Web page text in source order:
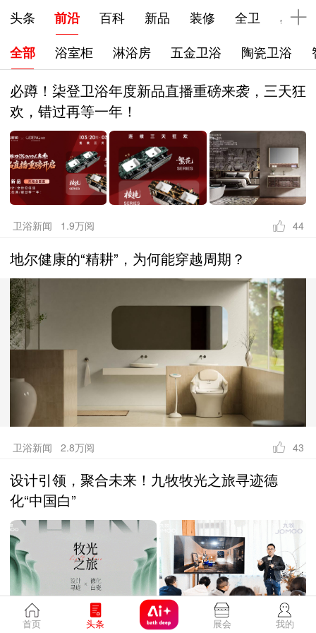
头条 前沿 百科 新品 装修 全卫 星品
下拉刷新
全部 浴室柜 淋浴房 五金卫浴 陶瓷卫浴
必蹲！柒登卫浴年度新品直播重磅来袭，三天狂
欢，错过再等一年！
卫浴新闻 1.9万阅 44
地尔健康的“精耕”，为何能穿越周期？
卫浴新闻 2.8万阅 43
设计引领，聚合未来！九牧牧光之旅寻迹德
化“中国白”
首页 头条 展会 我的